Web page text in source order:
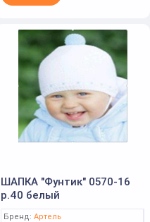
ШАПКА "Фунтик" 0570-16
р.40 белый
Бренд: Артель